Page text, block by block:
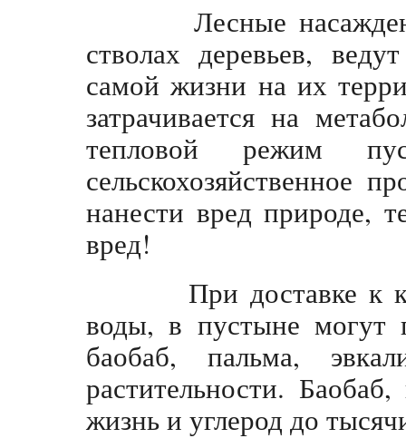
Лесные
стволах деревьев,
самой жизни на их
затрачивается на
тепловой режим
сельскохозяйственное
нанести вред природе,
вред!
При доставке к
воды, в пустыне могут
баобаб, пальма,
растительности.
жизнь и углерод до